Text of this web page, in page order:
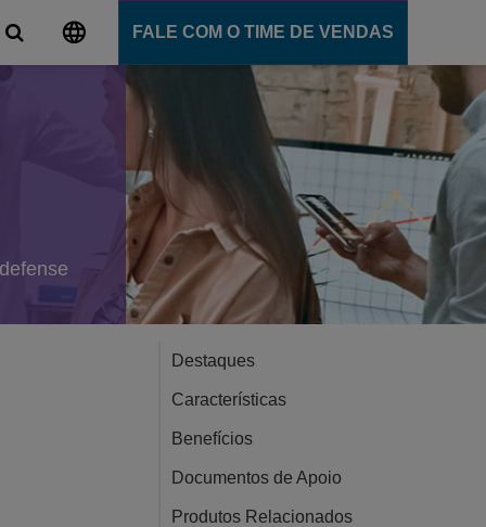
FALE COM O TIME DE VENDAS
Server
Destaques
Características
Benefícios
Documentos de Apoio
Produtos Relacionados